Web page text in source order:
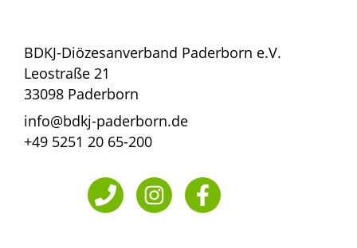
BDKJ-Diözesanverband Paderborn e.V.
Leostraße 21
33098 Paderborn
info@bdkj-paderborn.de
+49 5251 20 65-200